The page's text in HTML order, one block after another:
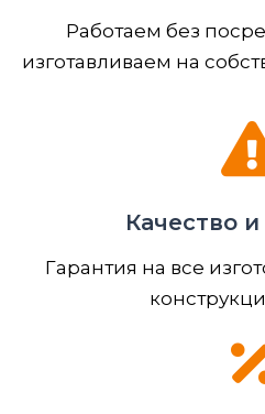
Работаем без
изготавливаем на
Качество
Гарантия на все